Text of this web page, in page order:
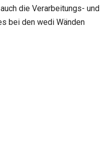
die Verarbeitungs- und
bei den wedi Wänden